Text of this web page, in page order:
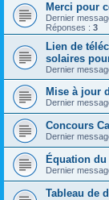
Merci pour
Dernier
Réponses : 3
Lien de
solaires
Dernier
Mise à jour
Dernier
Concours
Dernier
Équation
Dernier
Tableau de